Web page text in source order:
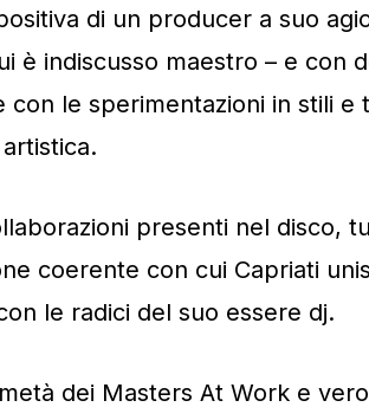
di un producer a suo
è indiscusso maestro – e con
con le sperimentazioni in stili e
presenti nel disco,
coerente con cui Capriati
le radici del suo essere dj.
dei Masters At Work e